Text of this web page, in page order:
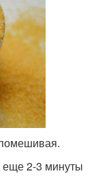
еще 2-3 минуты